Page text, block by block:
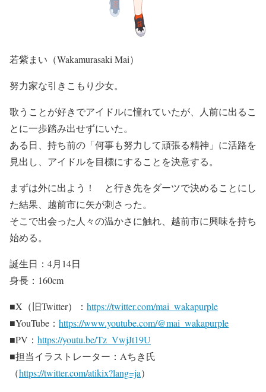
若紫まい（Wakamurasaki Mai）
努力家な引きこもり少女。
歌うことが好きでアイドルに憧れていたが、人前に出るこ
とに一歩踏み出せずにいた。
ある日、持ち前の「何事も努力して頑張る精神」に活路を
見出し、アイドルを目標にすることを決意する。
まずは外に出よう！ と行き先をダーツで決めることにし
た結果、越前市に矢が刺さった。
そこで出会った人々の温かさに触れ、越前市に興味を持ち
始める。
誕生日：4月14日
身長：160cm
■X（旧Twitter）： https://twitter.com/mai_wakapurple
■YouTube： https://www.youtube.com/@mai_wakapurple
■PV： https://youtu.be/Tz_VwjJt19U
■担当イラストレーター：Aちき氏
（https://twitter.com/atikix?lang=ja）